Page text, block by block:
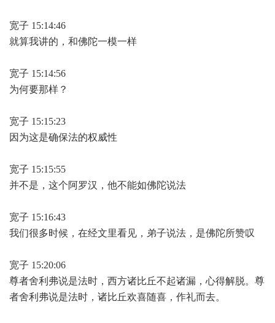
宽子 15:14:46
就算我讲的，和佛陀一模一样
宽子 15:14:56
为何要那样？
宽子 15:15:23
因为这是确保法的权威性
宽子 15:15:55
并不是，这个阿罗汉，他不能如佛陀说法
宽子 15:16:43
我们很多时候，在经文里看见，弟子说法，是佛陀所赞叹
宽子 15:20:06
尊者舍利弗说是法时，西方诸比丘不起诸漏，心得解脱。尊
者舍利弗说是法时，诸比丘欢喜随喜，作礼而去。